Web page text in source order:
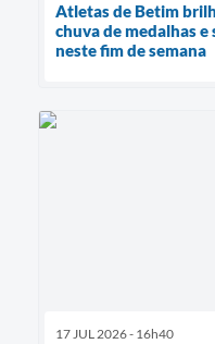
Atletas de Betim
chuva de medalhas
neste fim de semana
17 JUL 2026 - 16h40